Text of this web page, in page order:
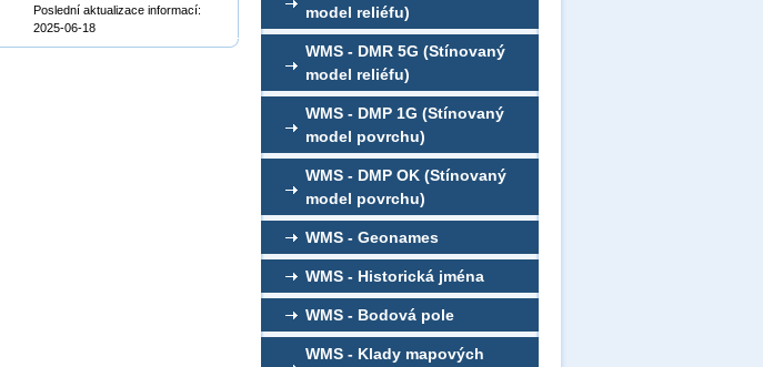
model reliéfu)
WMS - DMR 5G (Stínovaný
model reliéfu)
WMS - DMP 1G (Stínovaný
model povrchu)
WMS - DMP OK (Stínovaný
model povrchu)
WMS - Geonames
WMS - Historická jména
WMS - Bodová pole
WMS - Klady mapových
Poslední aktualizace informací:
2025-06-18